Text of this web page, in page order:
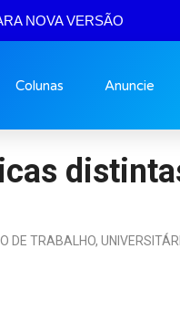
NOVA VERSÃO
Colunas Anuncie
DE TRABALHO,